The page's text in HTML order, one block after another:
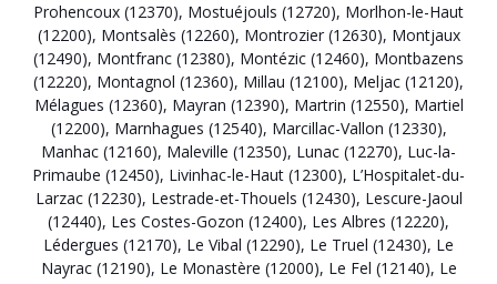
Prohencoux (12370), Mostuéjouls (12720), Morlhon-le-Haut
(12200), Montsalès (12260), Montrozier (12630), Montjaux
(12490), Montfranc (12380), Montézic (12460), Montbazens
(12220), Montagnol (12360), Millau (12100), Meljac (12120),
Mélagues (12360), Mayran (12390), Martrin (12550), Martiel
(12200), Marnhagues (12540), Marcillac-Vallon (12330),
Manhac (12160), Maleville (12350), Lunac (12270), Luc-la-
Primaube (12450), Livinhac-le-Haut (12300), L’Hospitalet-du-
Larzac (12230), Lestrade-et-Thouels (12430), Lescure-Jaoul
(12440), Les Costes-Gozon (12400), Les Albres (12220),
Lédergues (12170), Le Vibal (12290), Le Truel (12430), Le
Nayrac (12190), Le Monastère (12000), Le Fel (12140), Le